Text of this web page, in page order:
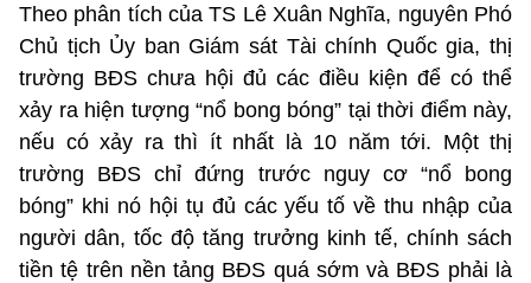
Theo phân tích của TS Lê Xuân Nghĩa, nguyên Phó
Chủ tịch Ủy ban Giám sát Tài chính Quốc gia, thị
trường BĐS chưa hội đủ các điều kiện để có thể
xảy ra hiện tượng “nổ bong bóng” tại thời điểm này,
nếu có xảy ra thì ít nhất là 10 năm tới. Một thị
trường BĐS chỉ đứng trước nguy cơ “nổ bong
bóng” khi nó hội tụ đủ các yếu tố về thu nhập của
người dân, tốc độ tăng trưởng kinh tế, chính sách
tiền tệ trên nền tảng BĐS quá sớm và BĐS phải là